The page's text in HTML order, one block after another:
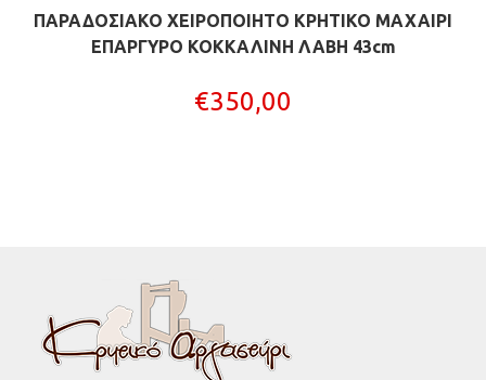
ΠΑΡΑΔΟΣΙΑΚΟ ΧΕΙΡΟΠΟΙΗΤΟ ΚΡΗΤΙΚΟ ΜΑΧΑΙΡΙ
ΕΠΑΡΓΥΡΟ ΚΟΚΚΑΛΙΝΗ ΛΑΒΗ 43cm
€350,00